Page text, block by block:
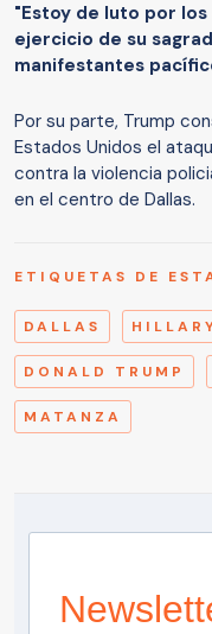
"Estoy de luto por
ejercicio de su
manifestantes
Por su parte, Trump
Estados Unidos el
contra la violencia
en el centro de Dallas.
ETIQUETAS DE
DALLAS
DONALD TRUMP
MATANZA